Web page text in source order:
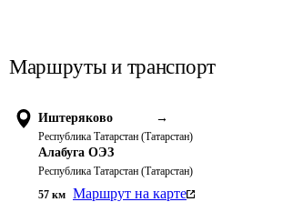
Маршруты и транспорт
Иштеряково →
Республика Татарстан (Татарстан)
Алабуга ОЭЗ
Республика Татарстан (Татарстан)
57 км Маршрут на карте